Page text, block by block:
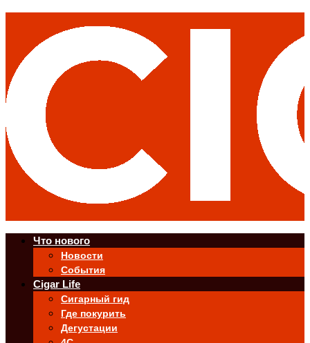
Что нового
Новости
События
Cigar Life
Сигарный гид
Где покурить
Дегустации